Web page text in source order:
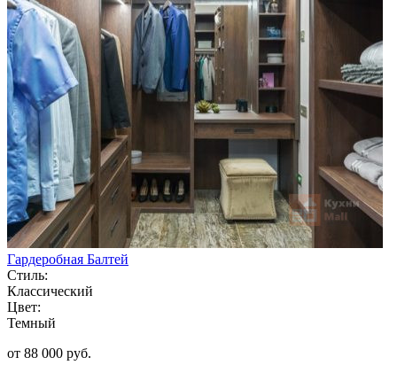
Гардеробная Балтей
Стиль:
Классический
Цвет:
Темный
от 88 000 руб.